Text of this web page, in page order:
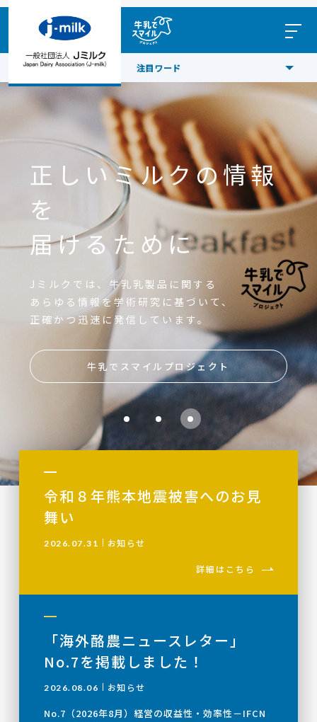
注目ワード
正しいミルクの情報
を
届けるために
Jミルクでは、牛乳乳製品に関する
あらゆる情報を学術研究に基づいて、
正確かつ迅速に発信しています。
牛乳でスマイルプロジェクト
令和８年熊本地震被害へのお見
舞い
2026.07.31 お知らせ
詳細はこちら
「海外酪農ニュースレター」
No.7を掲載しました！
2026.08.06 お知らせ
No.7（2026年8月）経営の収益性・効率性－IFCN